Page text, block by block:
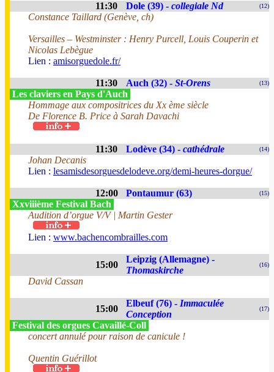
11:30 Dole (39) - collegiale Nd (12)
Constance Taillard (Genève, ch)
Versailles – Westminster : Henry Purcell, Louis Couperin et
Nicolas Lebègue
Lien : amisorguedole.fr/
11:30 Auch (32) - St-Orens (13)
Les claviers en Pays d'Auch
Hommage aux compositrices du Xx ème siècle
De Florence B. Price à Sarah Davachi
11:30 Lodève (34) - cathédrale (14)
Johan Decanis
Lien : lesamisdesorguesdelodeve.org/demi-heures-dorgue/
12:00 Pontaumur (63) (15)
Xxviiième Festival Bach
Audition d’orgue V/V | Martin Gester
Lien : www.bachencombrailles.com
15:00
Leipzig (Allemagne) -
Thomaskirche
(16)
David Cassan
15:00
Elbeuf (76) - Immaculée
Conception
(17)
Festival des orgues Cavaillé-Coll
concert annulé pour raison de canicule !
Quentin Guérillot